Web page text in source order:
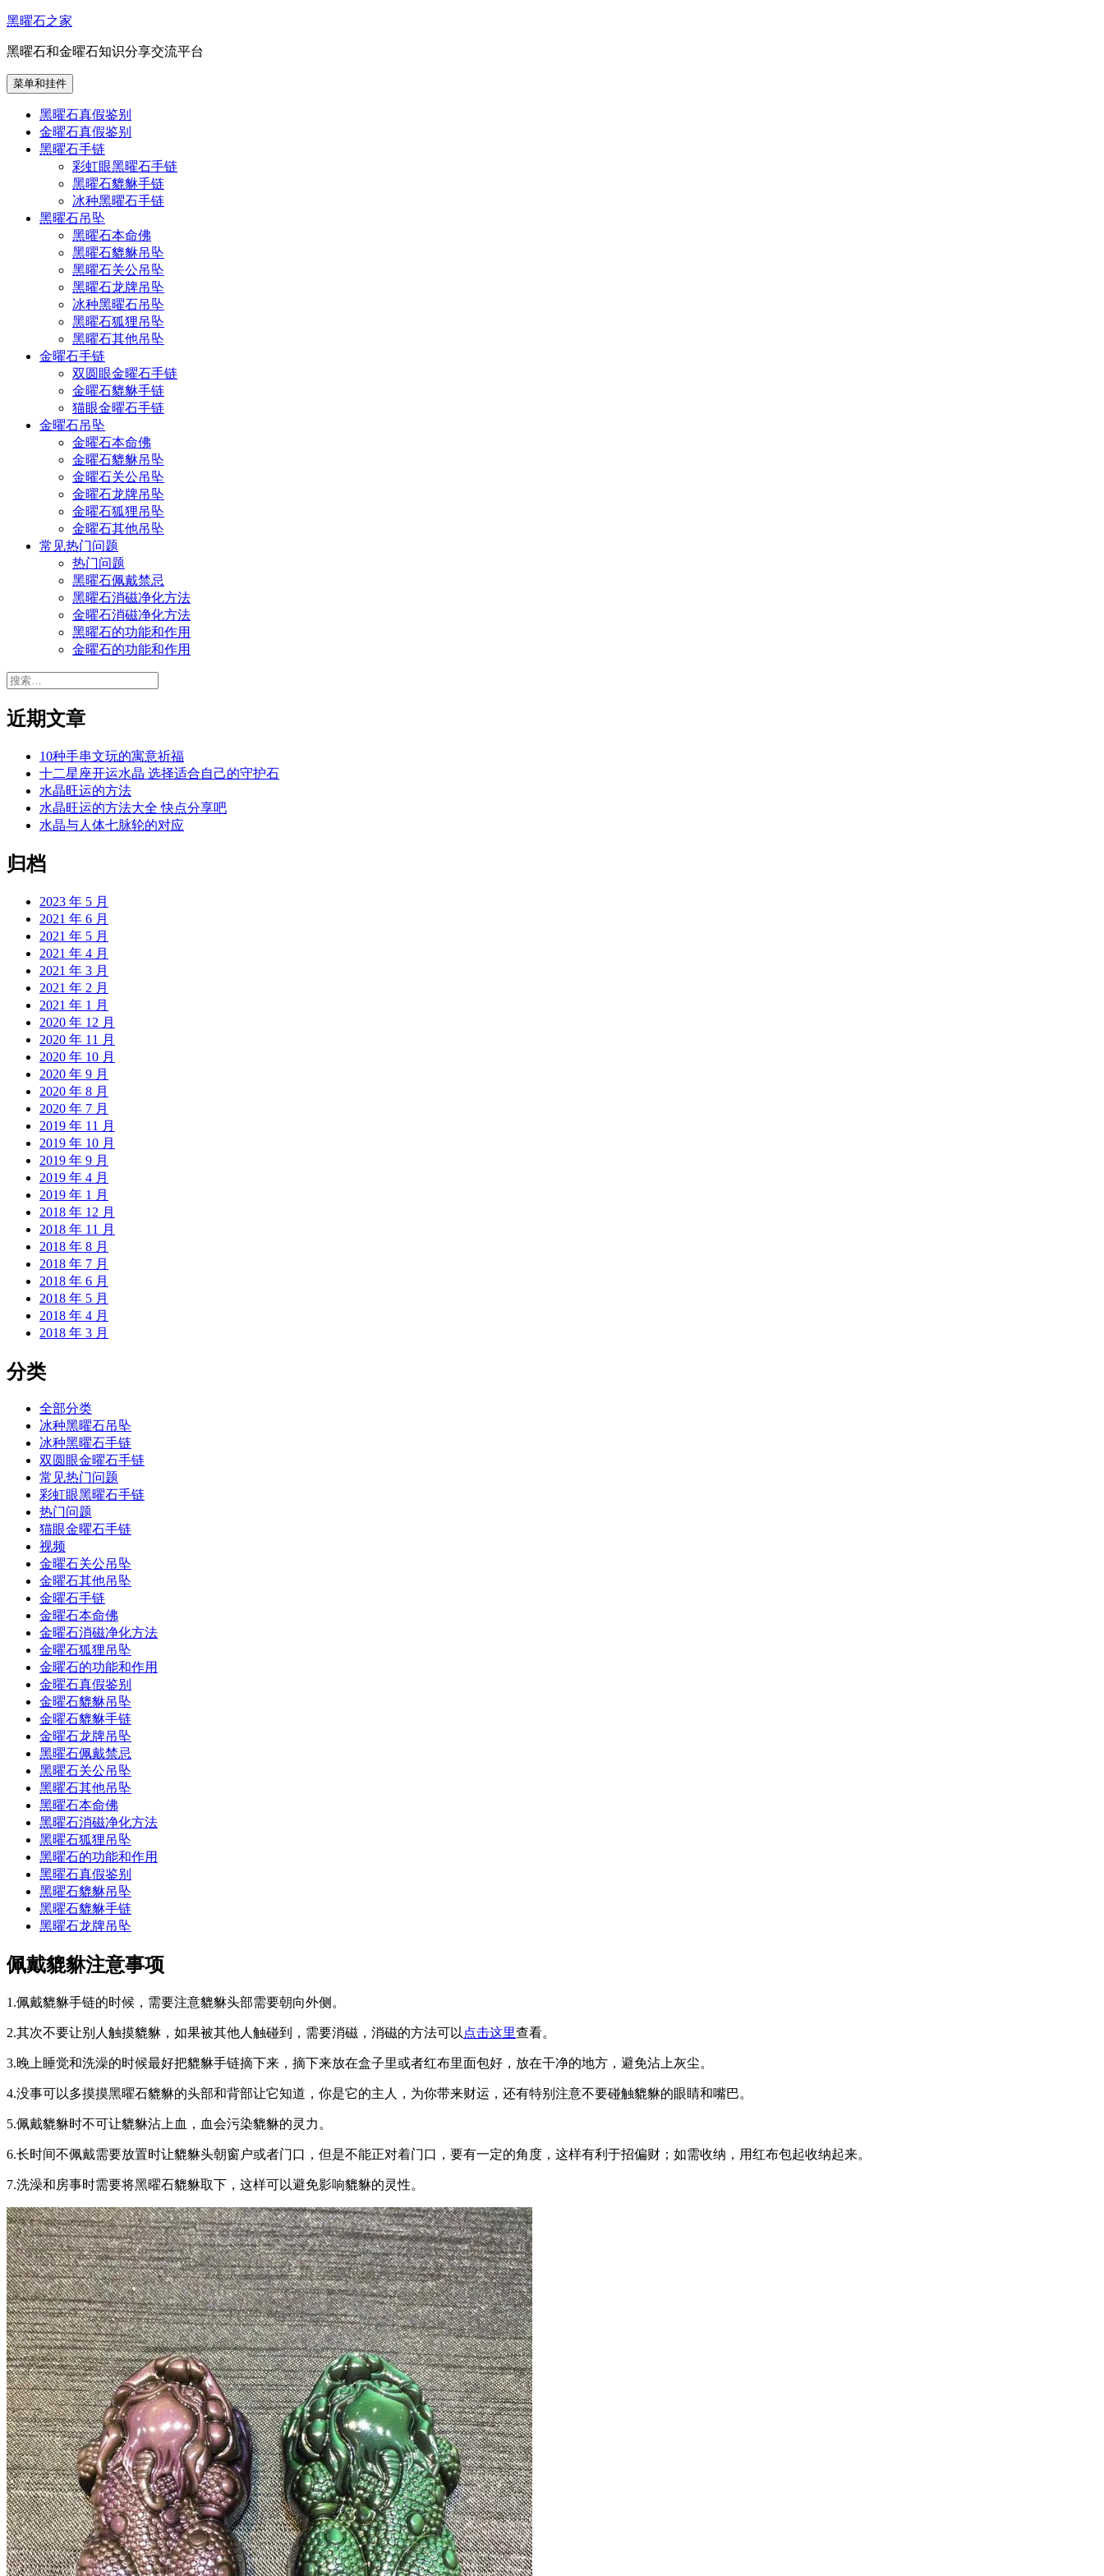
跳
内
容
黑曜石之家
黑曜石和金曜石知识分享交流平台
菜单和挂件
黑曜石真假鉴别
金曜石真假鉴别
黑曜石手链
彩虹眼黑曜石手链
黑曜石貔貅手链
冰种黑曜石手链
黑曜石吊坠
黑曜石本命佛
黑曜石貔貅吊坠
黑曜石关公吊坠
黑曜石龙牌吊坠
冰种黑曜石吊坠
黑曜石狐狸吊坠
黑曜石其他吊坠
金曜石手链
双圆眼金曜石手链
金曜石貔貅手链
猫眼金曜石手链
金曜石吊坠
金曜石本命佛
金曜石貔貅吊坠
金曜石关公吊坠
金曜石龙牌吊坠
金曜石狐狸吊坠
金曜石其他吊坠
常见热门问题
热门问题
黑曜石佩戴禁忌
黑曜石消磁净化方法
金曜石消磁净化方法
黑曜石的功能和作用
金曜石的功能和作用
搜
近期文章
10种手串文玩的寓意祈福
十二星座开运水晶 选择适合自己的守护石
水晶旺运的方法
水晶旺运的方法大全 快点分享吧
水晶与人体七脉轮的对应
归档
2023 年 5 月
2021 年 6 月
2021 年 5 月
2021 年 4 月
2021 年 3 月
2021 年 2 月
2021 年 1 月
2020 年 12 月
2020 年 11 月
2020 年 10 月
2020 年 9 月
2020 年 8 月
2020 年 7 月
2019 年 11 月
2019 年 10 月
2019 年 9 月
2019 年 4 月
2019 年 1 月
2018 年 12 月
2018 年 11 月
2018 年 8 月
2018 年 7 月
2018 年 6 月
2018 年 5 月
2018 年 4 月
2018 年 3 月
分类
全部分类
冰种黑曜石吊坠
冰种黑曜石手链
双圆眼金曜石手链
常见热门问题
彩虹眼黑曜石手链
热门问题
猫眼金曜石手链
视频
金曜石关公吊坠
金曜石其他吊坠
金曜石手链
金曜石本命佛
金曜石消磁净化方法
金曜石狐狸吊坠
金曜石的功能和作用
金曜石真假鉴别
金曜石貔貅吊坠
金曜石貔貅手链
金曜石龙牌吊坠
黑曜石佩戴禁忌
黑曜石关公吊坠
黑曜石其他吊坠
黑曜石本命佛
黑曜石消磁净化方法
黑曜石狐狸吊坠
黑曜石的功能和作用
黑曜石真假鉴别
黑曜石貔貅吊坠
黑曜石貔貅手链
黑曜石龙牌吊坠
佩戴貔貅注意事项
1.佩戴貔貅手链的时候，需要注意貔貅头部需要朝向外侧。
2.其次不要让别人触摸貔貅，如果被其他人触碰到，需要消磁，消磁的方法可以 点击这里查看。
3.晚上睡觉和洗澡的时候最好把貔貅手链摘下来，摘下来放在盒子里或者红布里面包好，放在干净的地方，避免沾上灰尘。
4.没事可以多摸摸黑曜石貔貅的头部和背部让它知道，你是它的主人，为你带来财运，还有特别注意不要碰触貔貅的眼睛和嘴巴。
5.佩戴貔貅时不可让貔貅沾上血，血会污染貔貅的灵力。
6.长时间不佩戴需要放置时让貔貅头朝窗户或者门口，但是不能正对着门口，要有一定的角度，这样有利于招偏财；如需收纳，用红布包起收纳起来。
7.洗澡和房事时需要将黑曜石貔貅取下，这样可以避免影响貔貅的灵性。